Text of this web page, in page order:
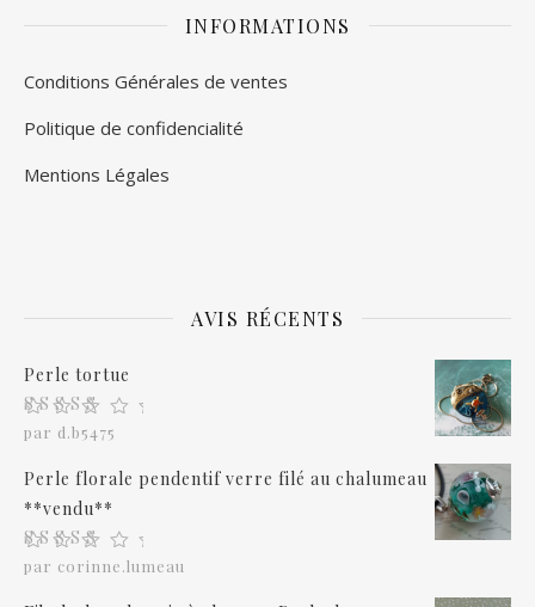
INFORMATIONS
Conditions Générales de ventes
Politique de confidencialité
Mentions Légales
AVIS RÉCENTS
Perle tortue
Note 5sur 5
par d.b5475
Perle florale pendentif verre filé au chalumeau
**vendu**
Note5sur 5
par corinne.lumeau